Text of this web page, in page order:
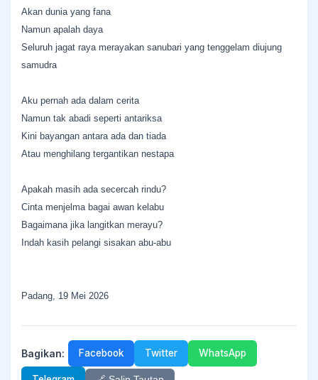
Akan dunia yang fana
Namun apalah daya
Seluruh jagat raya merayakan sanubari yang tenggelam diujung
samudra
Aku pernah ada dalam cerita
Namun tak abadi seperti antariksa
Kini bayangan antara ada dan tiada
Atau menghilang tergantikan nestapa
Apakah masih ada secercah rindu?
Cinta menjelma bagai awan kelabu
Bagaimana jika langitkan merayu?
Indah kasih pelangi sisakan abu-abu
Padang, 19 Mei 2026
Bagikan: Facebook Twitter WhatsApp